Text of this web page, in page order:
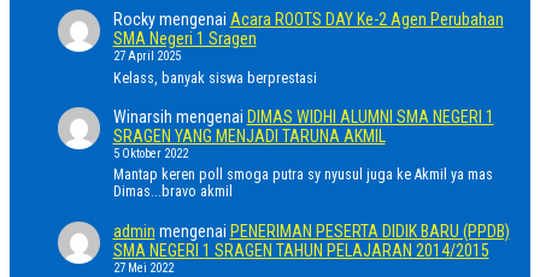
Rockymengenai Acara ROOTS DAY Ke-2 Agen Perubahan
SMA Negeri 1 Sragen
27 April 2025
Kelass, banyak siswa berprestasi
Winarsih mengenai DIMAS WIDHI ALUMNI SMA NEGERI 1
SRAGEN YANG MENJADI TARUNA AKMIL
5 Oktober 2022
Mantap keren poll smoga putra sy nyusul juga ke Akmil ya mas
Dimas...bravo akmil
admin mengenai PENERIMAN PESERTA DIDIK BARU (PPDB)
SMA NEGERI 1 SRAGEN TAHUN PELAJARAN 2014/2015
27 Mei 2022